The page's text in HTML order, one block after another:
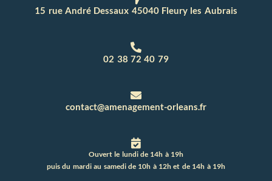
15 rue André Dessaux 45040 Fleury les Aubrais
02 38 72 40 79
contact@amenagement-orleans.fr
Ouvert le lundi de 14h à 19h
puis du mardi au samedi de 10h à 12h et de 14h à 19h